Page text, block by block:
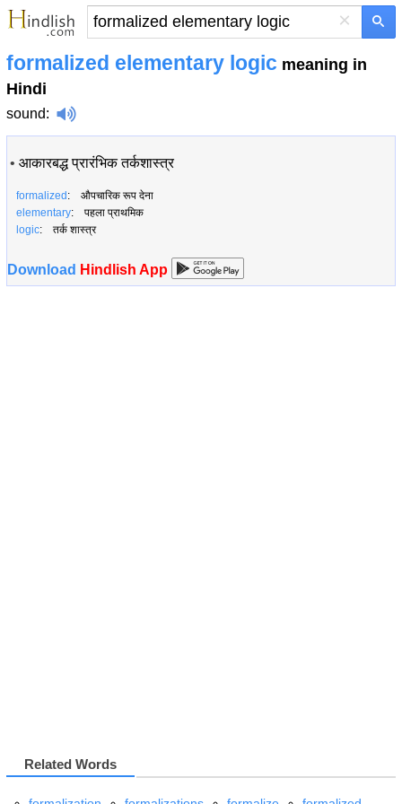
×
formalized elementary logic meaning in
Hindi
sound:
• आकारबद्ध प्रारंभिक तर्कशास्त्र
formalized : औपचारिक रूप देना
elementary: पहला प्राथमिक
logic: तर्क शास्त्र
Download Hindlish App
Related Words